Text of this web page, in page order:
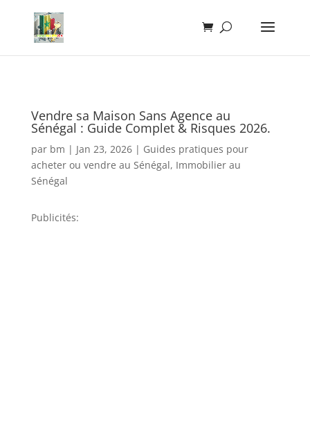
Vendre sa Maison Sans Agence au
Sénégal : Guide Complet & Risques 2026.
par bm | Jan 23, 2026| Guides pratiques pour
acheter ou vendre au Sénégal, Immobilier au
Sénégal
Publicités: